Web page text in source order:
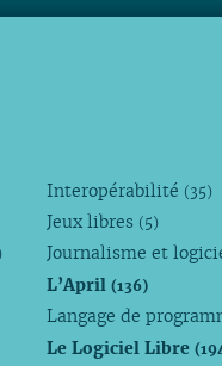
Interopérabilité (35)
Jeux libres (5)
Journalisme et
L’April(136)
Langage de
Le Logiciel Libre